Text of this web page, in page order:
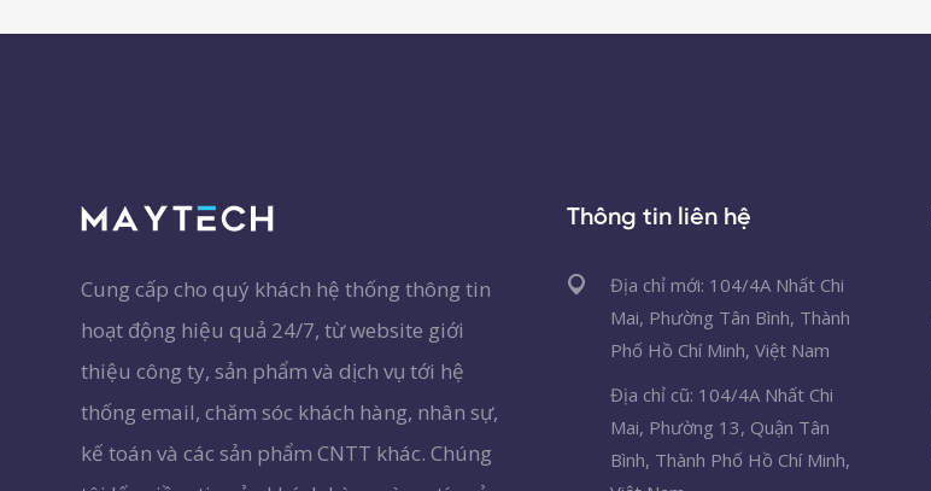
Cung cấp cho quý khách hệ thống thông tin
hoạt động hiệu quả 24/7, từ website giới
thiệu công ty, sản phẩm và dịch vụ tới hệ
thống email, chăm sóc khách hàng, nhân sự,
kế toán và các sản phẩm CNTT khác. Chúng
Thông tin liên hệ
Địa chỉ mới: 104/4A Nhất Chi
Mai, Phường Tân Bình, Thành
Phố Hồ Chí Minh, Việt Nam
Địa chỉ cũ: 104/4A Nhất Chi
Mai, Phường 13, Quận Tân
Bình, Thành Phố Hồ Chí Minh,